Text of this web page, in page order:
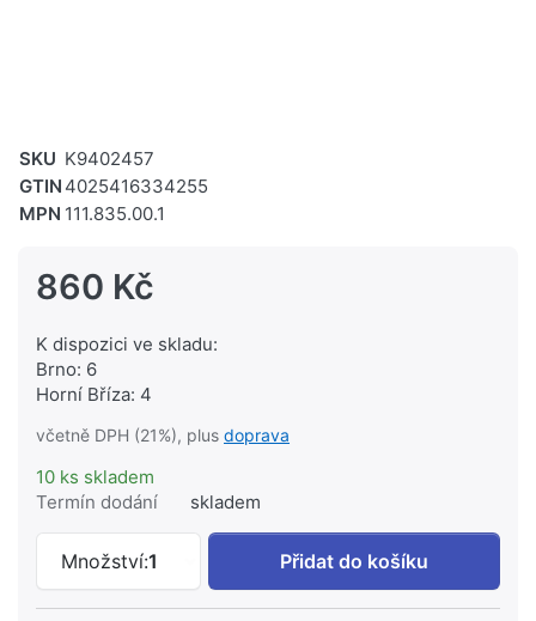
SKU K9402457
GTIN 4025416334255
MPN 111.835.00.1
860 Kč
K dispozici ve skladu:
Brno: 6
Horní Bříza: 4
včetně DPH (21%), plus doprava
10 ks skladem
Termín dodání
skladem
Množství:1
GEBERIT Souprava pro
Přidat do košíku